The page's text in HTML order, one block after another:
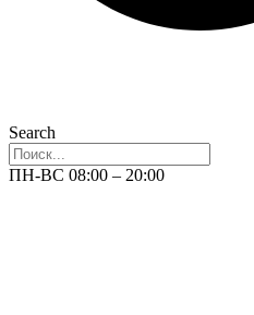
Search
ПН-ВС 08:00 – 20:00